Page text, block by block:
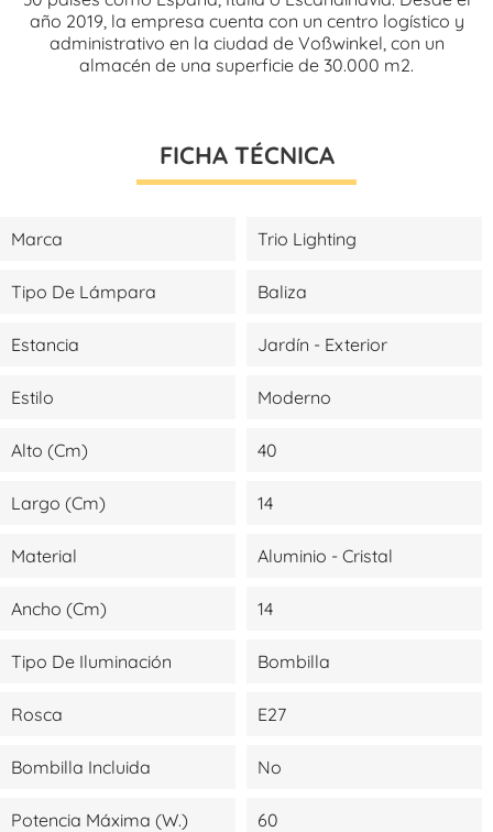
año 2019, la empresa cuenta con un centro logístico y
administrativo en la ciudad de Voßwinkel, con un
almacén de una superficie de 30.000 m2.
FICHA TÉCNICA
Marca Trio Lighting
Tipo De Lámpara Baliza
Estancia Jardín - Exterior
Estilo Moderno
Alto (cm) 40
Largo (cm) 14
Material Aluminio - Cristal
Ancho (cm) 14
Tipo De Iluminación Bombilla
Rosca E27
Bombilla Incluida No
Potencia Máxima (W.) 60